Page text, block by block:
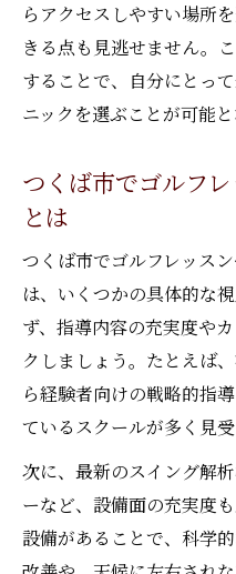
口コミ重視でゴ
せる
初心者が抑えたいゴ
初心者向けゴル
プロによるゴル
つくばゴルフレ
する方法
個人レッスンが
は
ゴルフレッスン
個人レッスンで身
ゴルフ個人レッ
らアクセスしやすい場所
きる点も見逃せません。
することで、自分にとっ
ニックを選ぶことが可能と
つくば市でゴルフ
とは
つくば市でゴルフレッス
は、いくつかの具体的な
ず、指導内容の充実度や
クしましょう。たとえば
ら経験者向けの戦略的指
ているスクールが多く見受
次に、最新のスイング解
ーなど、設備面の充実度
設備があることで、科学